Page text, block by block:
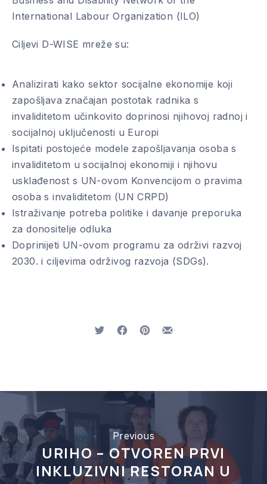
International Labour Organization (ILO)
Ciljevi D-WISE mreže su:
Analizirati kako sektor socijalne ekonomije koji
zapošljava značajan postotak radnika s
invaliditetom učinkovito doprinosi njihovoj radnoj i
socijalnoj uključenosti u Europi
Ispitati postojeće modele zapošljavanja osoba s
invaliditetom u socijalnoj ekonomiji i njihovu
usklađenost s UN-ovom Konvencijom o pravima
osoba s invaliditetom (UN CRPD)
Istraživanje potreba politike i davanje preporuka
za donositelje odluka
Doprinijeti UN-ovom programu za održivi razvoj
2030. i ciljevima održivog razvoja (SDGs).
TweetShare on Facebook
Share on Pinterest
Share by Email
Previous
URIHO – OTVOREN PRVI
INKLUZIVNI RESTORAN U
PREVIOUS